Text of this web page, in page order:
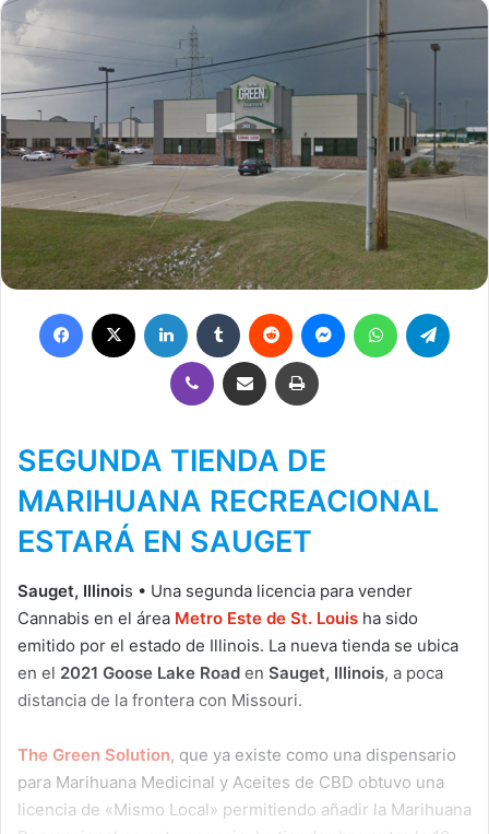
Facebook LinkedIn Tumblr Reddit MessengerWhatsApp
Viber Compartir por correo electrónicoImprimir
SEGUNDA TIENDA DE
MARIHUANA RECREACIONAL
ESTARÁ EN SAUGET
Sauget, Illinois • Una segunda licencia para vender
Cannabis en el área Metro Este de St. Louis ha sido
emitido por el estado de Illinois. La nueva tienda se ubica
en el 2021 Goose Lake Road en Sauget, Illinois, a poca
distancia de la frontera con Missouri.
The Green Solution, que ya existe como una dispensario
para Marihuana Medicinal y Aceites de CBD obtuvo una
licencia de «Mismo Local» permitiendo añadir la Marihuana